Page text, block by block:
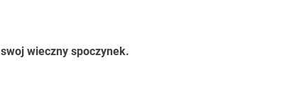
wieczny spoczynek.